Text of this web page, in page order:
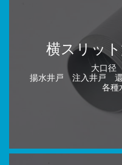
横スリッ
大口径
揚水井戸 注入井戸
各種